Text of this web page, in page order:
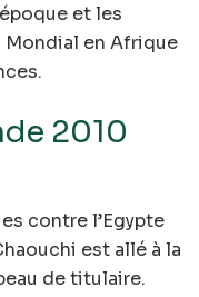
et les
Mondial en Afrique
2010
contre l’Egypte
est allé à la
de titulaire.